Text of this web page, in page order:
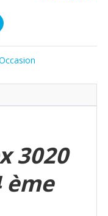
3020
ème